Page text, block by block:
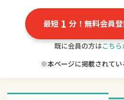
最短 1 分！無料会員
既に会員の方はこち
※本ページに掲載されてい